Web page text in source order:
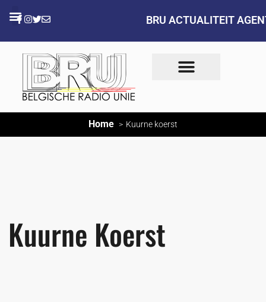
BRU ACTUALITEIT
Home Kuurne koerst
Kuurne Koerst